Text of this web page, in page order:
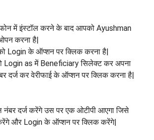
फोन में इंस्टॉल करने के बाद आपको Ayushman
करना है|
Login के ऑप्शन पर क्लिक करना है|
as में Beneficiary सिलेक्ट कर अपना
दर्ज कर वेरीफाई के ऑप्शन पर क्लिक करना है|
नंबर दर्ज करेंगे उस पर एक ओटीपी आएगा जिसे
और Login के ऑप्शन पर क्लिक करेंगे|